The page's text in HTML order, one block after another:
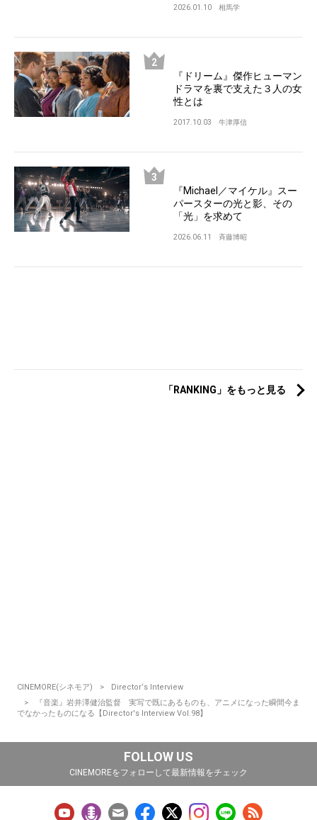
2026.01.10 相馬学
『ドリーム』傑作ヒューマン
ドラマを裏で支えた３人の女
性とは
2017.10.03 牛津厚信
『Michael／マイケル』スー
パースターの光と影、その
「光」を求めて
2026.06.11 斉藤博昭
「RANKING」をもっと見る
CINEMORE(シネモア)
Director‘s Interview
『音楽』岩井澤健治監督 実写で既にあるものも、アニメになった瞬間今ま
でなかったものになる【Director's Interview Vol.98】
FOLLOW US
CINEMOREをフォローして最新情報をチェック